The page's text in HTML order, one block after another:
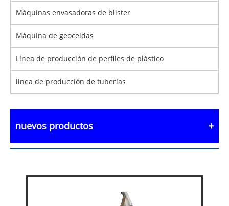
Máquinas envasadoras de blister
Máquina de geoceldas
Línea de producción de perfiles de plástico
línea de producción de tuberías
nuevos productos